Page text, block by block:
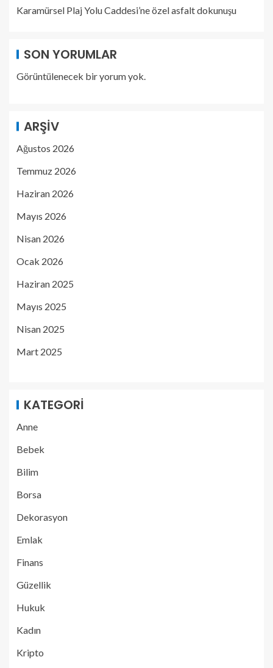
Karamürsel Plaj Yolu Caddesi’ne özel asfalt dokunuşu
SON YORUMLAR
Görüntülenecek bir yorum yok.
ARŞIV
Ağustos 2026
Temmuz 2026
Haziran 2026
Mayıs 2026
Nisan 2026
Ocak 2026
Haziran 2025
Mayıs 2025
Nisan 2025
Mart 2025
KATEGORI
Anne
Bebek
Bilim
Borsa
Dekorasyon
Emlak
Finans
Güzellik
Hukuk
Kadın
Kripto